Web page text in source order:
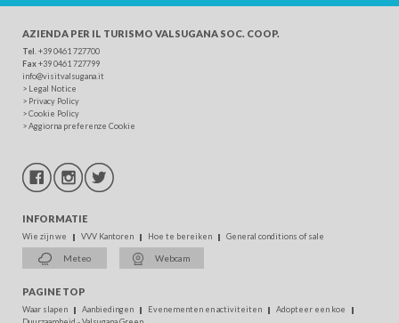
AZIENDA PER IL TURISMO VALSUGANA SOC. COOP.
Tel . +39 0461 727700
Fax+39 0461 727799
info@visitvalsugana.it
> Legal Notice
> Privacy Policy
>Cookie Policy
>Aggiorna preferenze Cookie
INFORMATIE
Wie zijn we VVV Kantoren Hoe te bereiken General conditions of sale
Meteo Webcam
PAGINE TOP
Waar slapen Aanbiedingen Evenementen en activiteiten
Adopteer een koe